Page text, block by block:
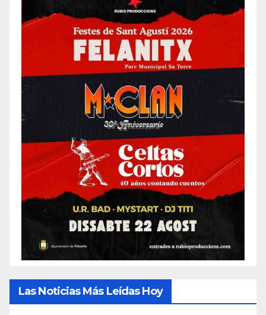
Las Noticias Más Leídas Hoy